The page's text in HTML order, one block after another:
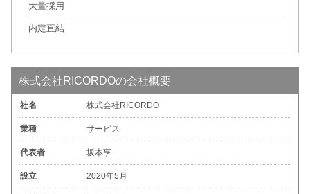
大量採用
内定直結
株式会社RICORDOの会社概要
社名 株式会社RICORDO
業種 サービス
代表者 坂本亨
設立 2020年5月